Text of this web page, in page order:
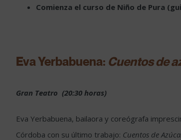
Comienza el curso de Niño de Pura
Eva Yerbabuena: Cuentos de
Gran Teatro (20:30 horas)
Eva Yerbabuena, bailaora y coreógrafa
Córdoba con su último trabajo: Cuentos de